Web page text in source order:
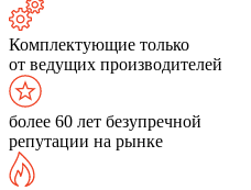
Комплектующие только
от ведущих производителей
более 60 лет безупречной
репутации на рынке